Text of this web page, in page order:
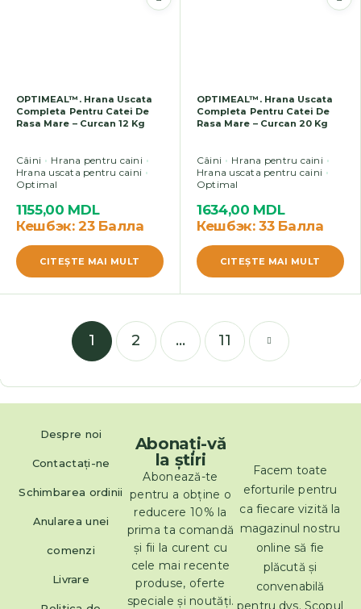
OPTIMEAL™. Hrana Uscata
Completa Pentru Catei De
Rasa Mare – Curcan 12 Kg
Câini
Hrana pentru caini
Hrana uscata pentru caini
Optimal
1155,00 MDL
Кешбэк:23 Балла
CITEŞTE MAI MULT
OPTIMEAL™. Hrana Uscata
Completa Pentru Catei De
Rasa Mare – Curcan 20 Kg
Câini
Hrana pentru caini
Hrana uscata pentru caini
Optimal
1634,00 MDL
Кешбэк:33 Балла
CITEŞTE MAI MULT
1 2 … 11
Despre noi
Contactaţi-ne
Schimbarea ordinii
Anularea unei
comenzi
Livrare
Facem toate
eforturile pentru
ca fiecare vizită la
magazinul nostru
online să fie
plăcută și
convenabilă
pentru dvs. Scopul
Abonați-vă
la știri
Abonează-te
pentru a obține o
reducere 10% la
prima ta comandă
și fii la curent cu
cele mai recente
produse, oferte
speciale și noutăți.